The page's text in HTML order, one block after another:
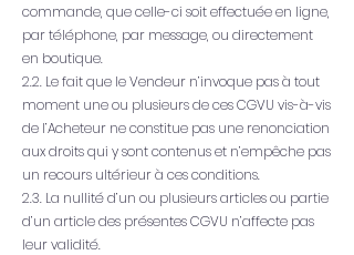
commande, que celle-ci soit effectuée en ligne,
par téléphone, par message, ou directement
en boutique.
2.2. Le fait que le Vendeur n’invoque pas à tout
moment une ou plusieurs de ces CGVU vis-à-vis
de l’Acheteur ne constitue pas une renonciation
aux droits qui y sont contenus et n’empêche pas
un recours ultérieur à ces conditions.
2.3. La nullité d’un ou plusieurs articles ou partie
d’un article des présentes CGVU n’affecte pas
leur validité.